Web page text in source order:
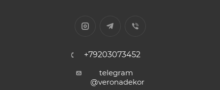
+79203073452
telegram
@veronadekor